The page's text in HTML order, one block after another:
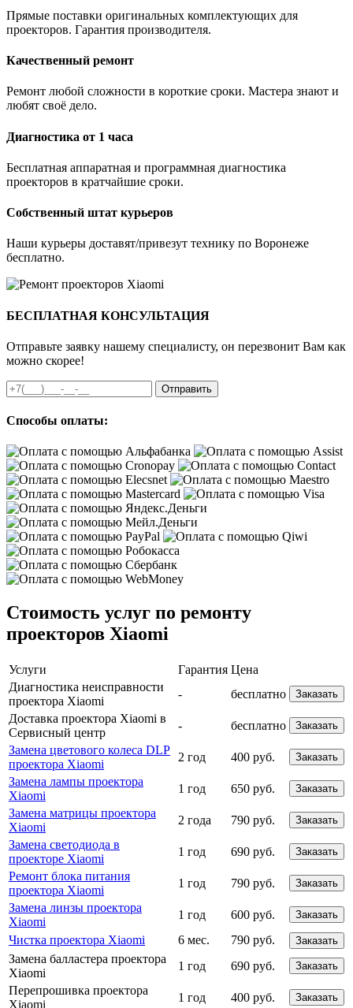
Прямые поставки оригинальных комплектующих для
проекторов. Гарантия производителя.
Качественный ремонт
Ремонт любой сложности в короткие сроки. Мастера знают и
любят своё дело.
Диагностика от 1 часа
Бесплатная аппаратная и программная диагностика
проекторов в кратчайшие сроки.
Собственный штат курьеров
Наши курьеры доставят/привезут технику по Воронеже
бесплатно.
БЕСПЛАТНАЯ КОНСУЛЬТАЦИЯ
Отправьте заявку нашему специалисту, он перезвонит Вам как
можно скорее!
Отправить
Способы оплаты:
Стоимость услуг по ремонту
проекторов Xiaomi
Услуги Гарантия Цена
Диагностика неисправности
проектора Xiaomi
- бесплатно Заказать
Доставка проектора Xiaomi в
Сервисный центр
- бесплатно Заказать
Замена цветового колеса DLP
проектора Xiaomi
2 год 400 руб. Заказать
Замена лампы проектора
Xiaomi
1 год 650 руб. Заказать
Замена матрицы проектора
Xiaomi
2 года 790 руб. Заказать
Замена светодиода в
проекторе Xiaomi
1 год 690 руб. Заказать
Ремонт блока питания
проектора Xiaomi
1 год 790 руб. Заказать
Замена линзы проектора
Xiaomi
1 год 600 руб. Заказать
Чистка проектора Xiaomi 6 мес. 790 руб. Заказать
Замена балластера проектора
Xiaomi
1 год 690 руб. Заказать
Перепрошивка проектора
Xiaomi
1 год 400 руб. Заказать